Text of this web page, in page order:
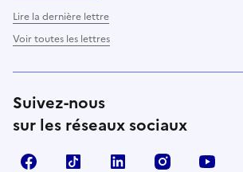
Lire la dernière lettre
Voir toutes les lettres
Suivez-nous
sur les réseaux sociaux
FacebookTikTok LinkedIn Instagram